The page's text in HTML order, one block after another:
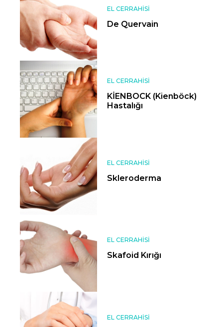
EL CERRAHISI
De Quervain
EL CERRAHISI
KİENBOCK (Kienböck)
Hastalığı
EL CERRAHISI
Skleroderma
EL CERRAHISI
Skafoid Kırığı
EL CERRAHISI